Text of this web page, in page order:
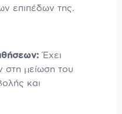
επιπέδων της.
Έχει
στη μείωση του
και